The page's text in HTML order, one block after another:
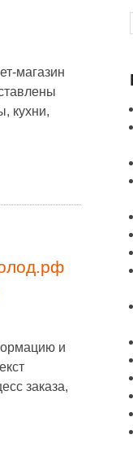
магазин
кухни,
и
заказа,